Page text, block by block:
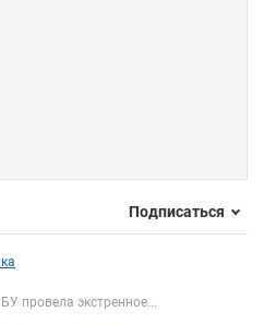
Подписаться
провела экстренное...